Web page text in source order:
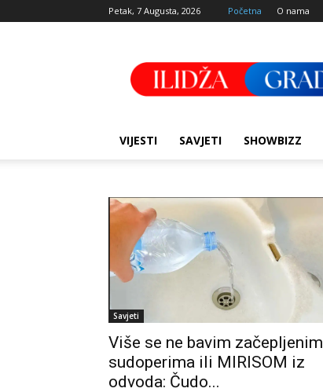
Petak, 7 Augusta, 2026 Početna O nama
Grad
VIJESTI SAVJETI SHOWBIZZ
Savjeti
Više se ne bavim začepljenim
sudoperima ili MIRISOM iz
odvoda: Čudo...